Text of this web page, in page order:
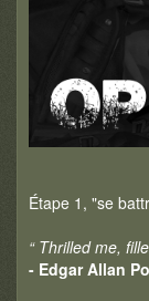
Étape 1, "se
“ Thrilled me,
- Edgar Allan